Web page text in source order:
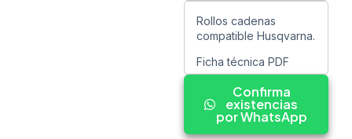
Rollos cadenas
compatible Husqvarna.
Ficha técnica PDF
Confirma
existencias
por WhatsApp